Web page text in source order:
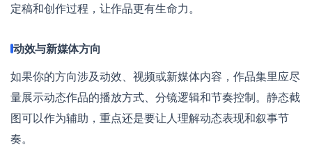
定稿和创作过程，让作品更有生命力。
动效与新媒体方向
如果你的方向涉及动效、视频或新媒体内容，作品集里应尽
量展示动态作品的播放方式、分镜逻辑和节奏控制。静态截
图可以作为辅助，重点还是要让人理解动态表现和叙事节
奏。